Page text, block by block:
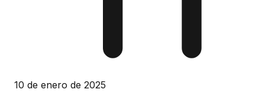
10 de enero de 2025